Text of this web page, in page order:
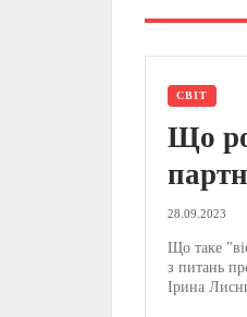
СВІТ
Що
28.09.2023
Що таке
з питань
Ірина